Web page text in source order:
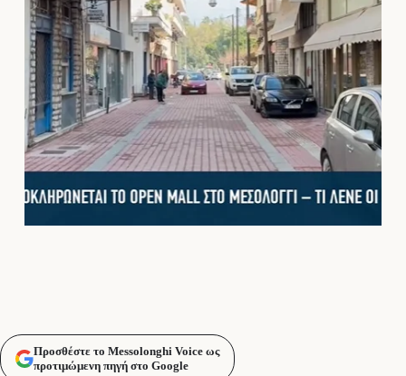
Προσθέστε το Messolonghi Voice ως
προτιμώμενη πηγή στο Google